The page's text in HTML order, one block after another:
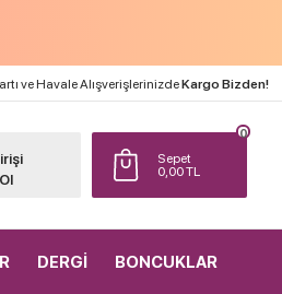
ve Havale AlışverişlerinizdeKargo Bizden!
Sepet
0,00TL
0
DERGİ BONCUKLAR